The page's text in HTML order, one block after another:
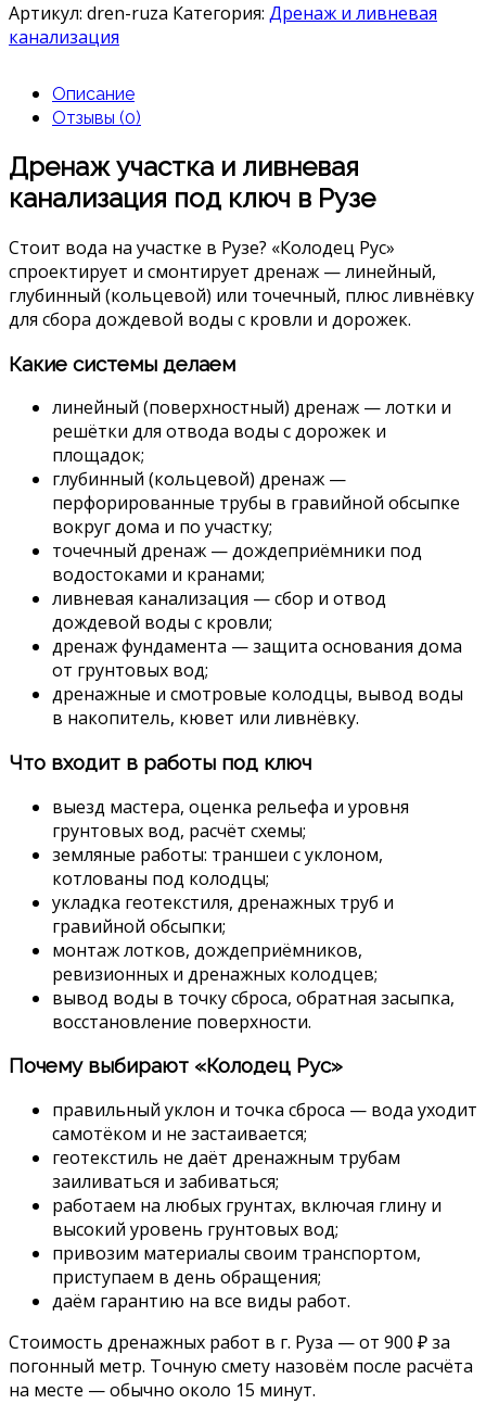
Артикул: dren-ruza Категория: Дренаж и ливневая
канализация
Описание
Отзывы (0)
Дренаж участка и ливневая
канализация под ключ в Рузе
Стоит вода на участке в Рузе? «Колодец Рус»
спроектирует и смонтирует дренаж — линейный,
глубинный (кольцевой) или точечный, плюс ливнёвку
для сбора дождевой воды с кровли и дорожек.
Какие системы делаем
линейный (поверхностный) дренаж — лотки и
решётки для отвода воды с дорожек и
площадок;
глубинный (кольцевой) дренаж —
перфорированные трубы в гравийной обсыпке
вокруг дома и по участку;
точечный дренаж — дождеприёмники под
водостоками и кранами;
ливневая канализация — сбор и отвод
дождевой воды с кровли;
дренаж фундамента — защита основания дома
от грунтовых вод;
дренажные и смотровые колодцы, вывод воды
в накопитель, кювет или ливнёвку.
Что входит в работы под ключ
выезд мастера, оценка рельефа и уровня
грунтовых вод, расчёт схемы;
земляные работы: траншеи с уклоном,
котлованы под колодцы;
укладка геотекстиля, дренажных труб и
гравийной обсыпки;
монтаж лотков, дождеприёмников,
ревизионных и дренажных колодцев;
вывод воды в точку сброса, обратная засыпка,
восстановление поверхности.
Почему выбирают «Колодец Рус»
правильный уклон и точка сброса — вода уходит
самотёком и не застаивается;
геотекстиль не даёт дренажным трубам
заиливаться и забиваться;
работаем на любых грунтах, включая глину и
высокий уровень грунтовых вод;
привозим материалы своим транспортом,
приступаем в день обращения;
даём гарантию на все виды работ.
Стоимость дренажных работ в г. Руза — от 900 ₽ за
погонный метр. Точную смету назовём после расчёта
на месте — обычно около 15 минут.